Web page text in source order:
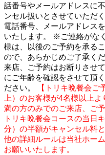
話番号やメールアドレスに
ンセル扱いとさせていただ
電話番号、メールアドレス
いたします。 ※ご連絡がな
様は、以後のご予約を承る
ので、あらかじめご了承く
来店、ご予約はお断りさせ
にご年齢を確認をさせて頂
ださい。
【トリキ晩餐会ご
上）のお客様が4名様以上
満の方のみでのご来店、ご
トリキ晩餐会コースの当日
分）の半額がキャンセル料
他の詳細ルールは当社ホー
お願いいたします。